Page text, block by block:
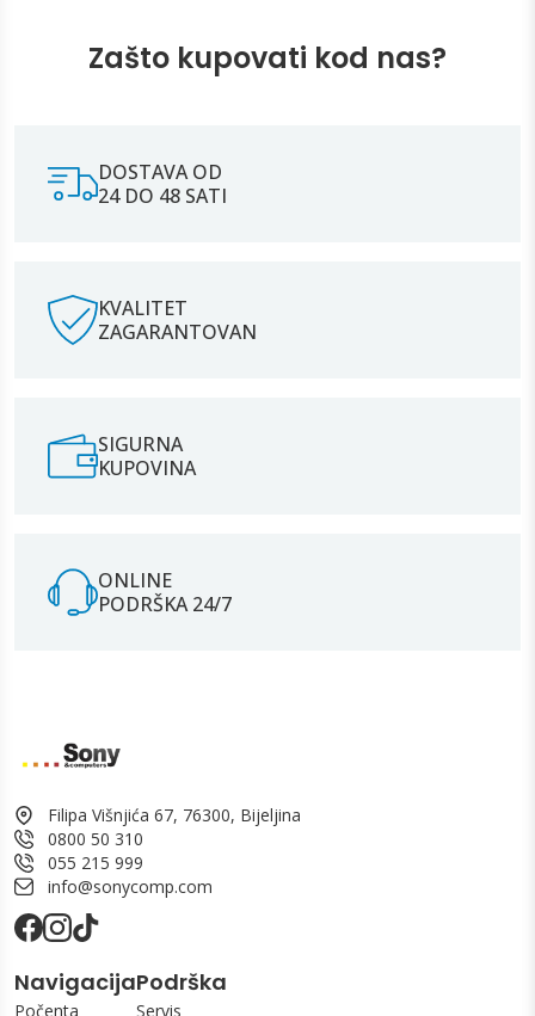
Zašto kupovati kod nas?
DOSTAVA OD
24 DO 48 SATI
KVALITET
ZAGARANTOVAN
SIGURNA
KUPOVINA
ONLINE
PODRŠKA 24/7
Filipa Višnjića 67, 76300, Bijeljina
0800 50 310
055 215 999
info@sonycomp.com
Navigacija
Počenta
Podrška
Servis